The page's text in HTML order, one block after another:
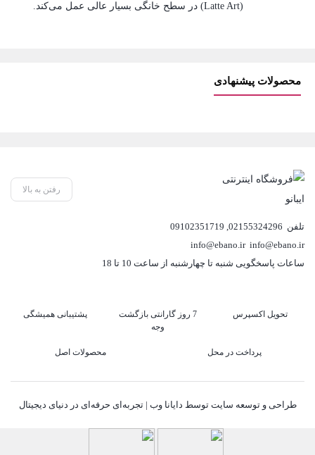
(Latte Art) در سطح خانگی بسیار عالی عمل می‌کند.
محصولات پیشنهادی
رفتن به بالا
تلفن 02155324296
,
09102351719
info@ebano.ir
info@ebano.ir
ساعات پاسخگویی شنبه تا چهارشنبه از ساعت 10 تا 18
تحویل اکسپرس
7 روز گارانتی بازگشت
وجه
پشتیبانی همیشگی
پرداخت در محل محصولات اصل
طراحی و توسعه سایت توسط دایانا وب | تجربه‌ای حرفه‌ای در دنیای دیجیتال